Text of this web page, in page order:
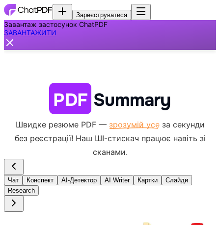
Зареєструватися
Завантаж застосунок ChatPDF
ЗАВАНТАЖИТИ
PDF Summary
Швидке резюме PDF — зрозумій усеза секунди
без реєстрації! Наш ШІ-стискач працює навіть зі
сканами.
Чат Конспект AI-Детектор AI Writer Картки
Слайди
Research